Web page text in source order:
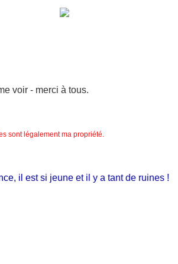
voir - merci à tous.
sont légalement ma propriété.
il est si jeune et il y a tant de ruines !